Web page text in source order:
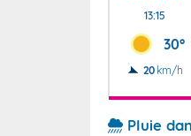
13:15
30°
20 km/h
Pluie